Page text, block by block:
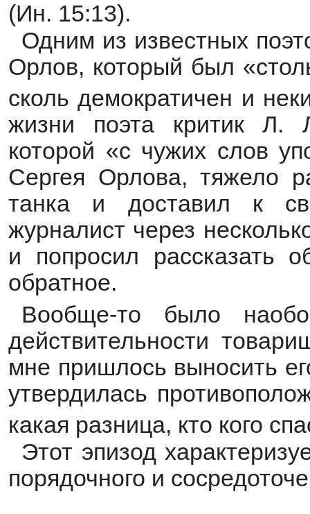
(Ин. 15:13).
Одним из известных
Орлов, который был
сколь демократичен и
жизни поэта критик Л.
которой «с чужих слов
Сергея Орлова, тяжело
танка и доставил к
журналист через
и попросил рассказать
обратное.
Вообще-то было
действительности
мне пришлось выносить
утвердилась
какая разница, кто кого
Этот эпизод
порядочного и